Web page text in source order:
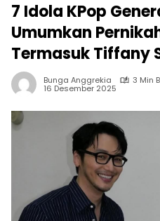
7 Idola KPop
Umumkan
Termasuk Tiffany
Bunga Anggrekia 3 Min
16 Desember 2025